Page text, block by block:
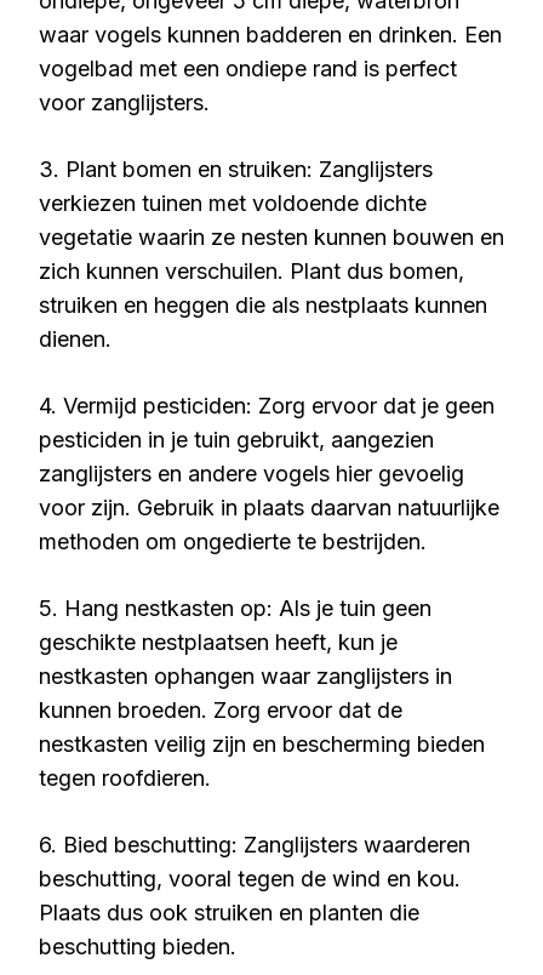
waar vogels kunnen badderen en drinken. Een
vogelbad met een ondiepe rand is perfect
voor zanglijsters.
3. Plant bomen en struiken: Zanglijsters
verkiezen tuinen met voldoende dichte
vegetatie waarin ze nesten kunnen bouwen en
zich kunnen verschuilen. Plant dus bomen,
struiken en heggen die als nestplaats kunnen
dienen.
4. Vermijd pesticiden: Zorg ervoor dat je geen
pesticiden in je tuin gebruikt, aangezien
zanglijsters en andere vogels hier gevoelig
voor zijn. Gebruik in plaats daarvan natuurlijke
methoden om ongedierte te bestrijden.
5. Hang nestkasten op: Als je tuin geen
geschikte nestplaatsen heeft, kun je
nestkasten ophangen waar zanglijsters in
kunnen broeden. Zorg ervoor dat de
nestkasten veilig zijn en bescherming bieden
tegen roofdieren.
6. Bied beschutting: Zanglijsters waarderen
beschutting, vooral tegen de wind en kou.
Plaats dus ook struiken en planten die
beschutting bieden.